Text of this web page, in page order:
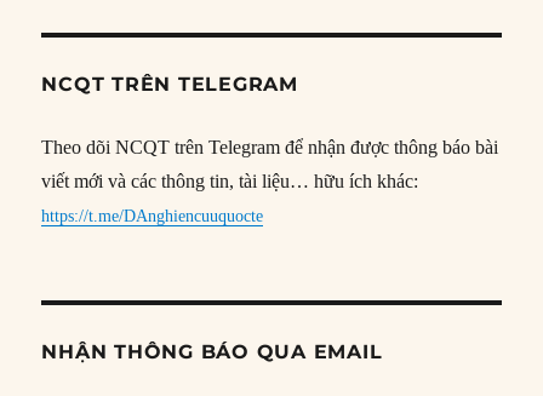
NCQT TRÊN TELEGRAM
Theo dõi NCQT trên Telegram để nhận được thông báo bài
viết mới và các thông tin, tài liệu… hữu ích khác:
https://t.me/DAnghiencuuquocte
NHẬN THÔNG BÁO QUA EMAIL